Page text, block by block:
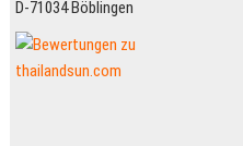
D-71034 Böblingen